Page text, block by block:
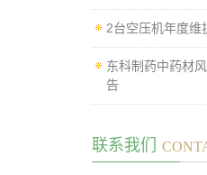
2台空压机年度维
东科制药中药材
告
联系我们